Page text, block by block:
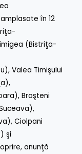
în 12
(Bistriţa-
Valea Timişului
Broşteni
Ciolpani
şi
anunţă